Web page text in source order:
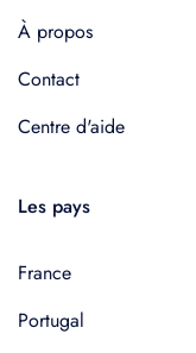
À propos
Contact
Centre d'aide
Les pays
France
Portugal